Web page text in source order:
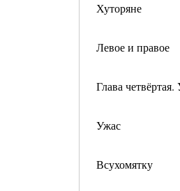
Хуторяне
Левое и правое
Глава
Ужас
Всухомятку